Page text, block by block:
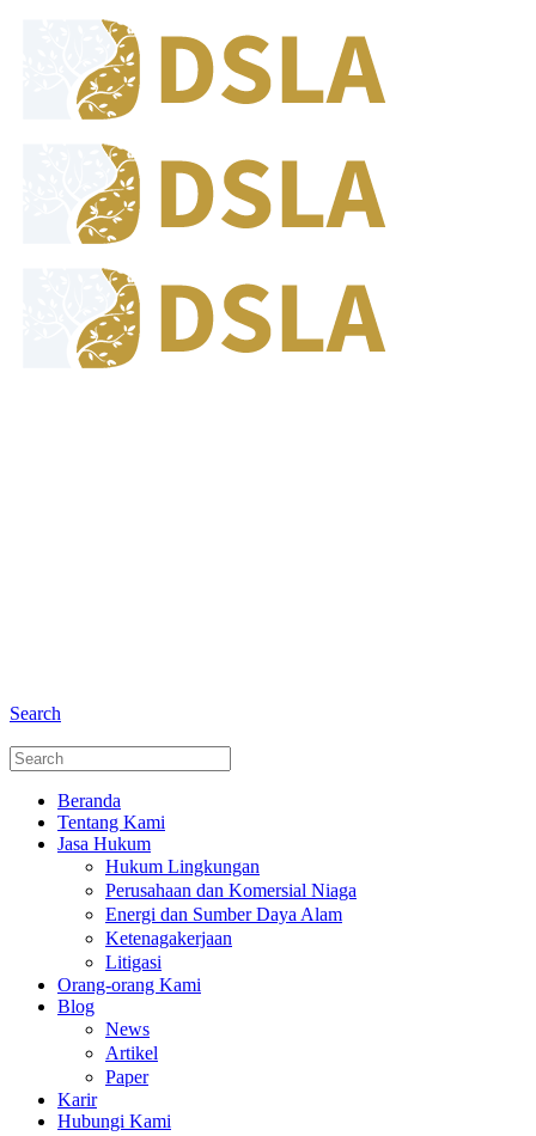
Search
Beranda
Tentang Kami
Jasa Hukum
Hukum Lingkungan
Perusahaan dan Komersial Niaga
Energi dan Sumber Daya Alam
Ketenagakerjaan
Litigasi
Orang-orang Kami
Blog
News
Artikel
Paper
Karir
Hubungi Kami